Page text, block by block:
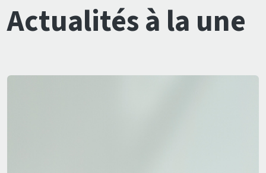
Actualités à la une